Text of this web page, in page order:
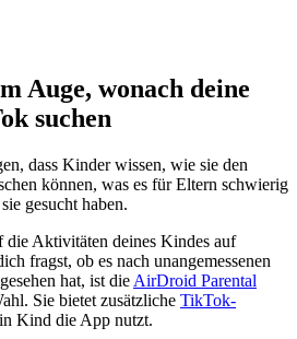
Auge, wonach deine
suchen
dass Kinder wissen, wie sie den
können, was es für Eltern schwierig
gesucht haben.
die Aktivitäten deines Kindes auf
fragst, ob es nach unangemessenen
hat, ist die AirDroid Parental
Sie bietet zusätzliche TikTok-
Kind die App nutzt.